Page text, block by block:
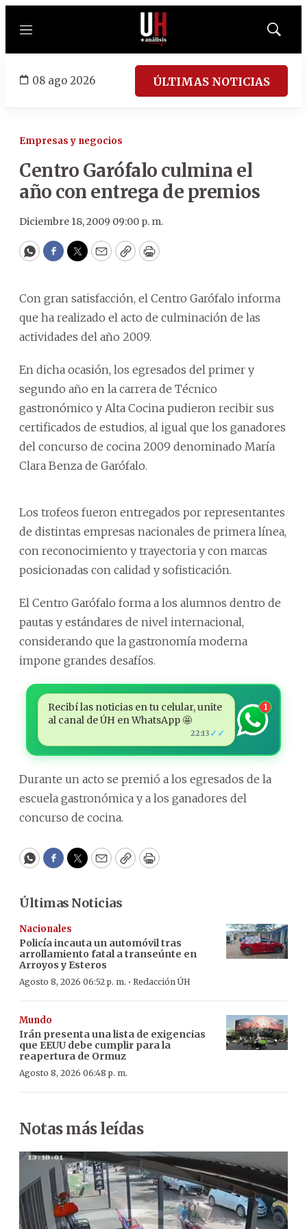
Menú
Mostrar
08 ago 2026 ÚLTIMAS NOTICIAS
Empresas y negocios
Centro Garófalo culmina el
año con entrega de premios
Diciembre 18, 2009 09:00 p. m.
WhatsApp
Facebook
Twitter
EmailCopyPrint
Con gran satisfacción, el Centro Garófalo informa
que ha realizado el acto de culminación de las
actividades del año 2009.
En dicha ocasión, los egresados del primer y
segundo año en la carrera de Técnico
gastronómico y Alta Cocina pudieron recibir sus
certificados de estudios, al igual que los ganadores
del concurso de cocina 2009 denominado María
Clara Benza de Garófalo.
Los trofeos fueron entregados por representantes
de distintas empresas nacionales de primera línea,
con reconocimiento y trayectoria y con marcas
posicionadas con calidad y sofisticación.
El Centro Garófalo forma a los alumnos dentro de
pautas y estándares de nivel internacional,
considerando que la gastronomía moderna
impone grandes desafíos.
Recibí las noticias en tu celular, unite
al canal de ÚH en WhatsApp 🤩
22:13 ✓✓
1
Durante un acto se premió a los egresados de la
escuela gastronómica y a los ganadores del
concurso de cocina.
WhatsApp
Facebook
Twitter
EmailCopyPrint
Últimas Noticias
Nacionales
Policía incauta un automóvil tras
arrollamiento fatal a transeúnte en
Arroyos y Esteros
Agosto 8, 2026 06:52 p. m. · Redacción ÚH
Mundo
Irán presenta una lista de exigencias
que EEUU debe cumplir para la
reapertura de Ormuz
Agosto 8, 2026 06:48 p. m.
Notas más leídas